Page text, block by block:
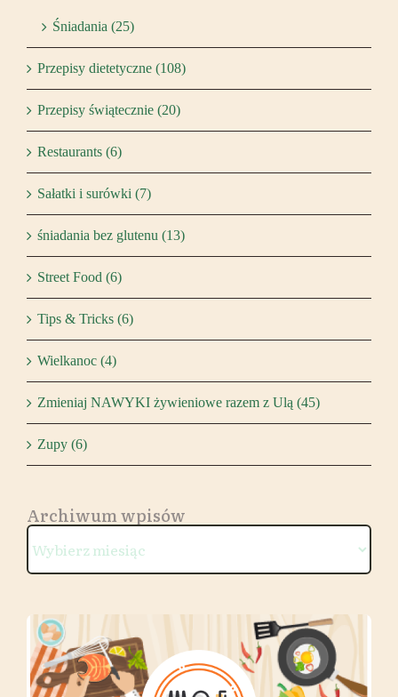
Śniadania (25)
Przepisy dietetyczne (108)
Przepisy świątecznie (20)
Restaurants (6)
Sałatki i surówki (7)
śniadania bez glutenu (13)
Street Food (6)
Tips & Tricks (6)
Wielkanoc (4)
Zmieniaj NAWYKI żywieniowe razem z Ulą (45)
Zupy (6)
Archiwum wpisów
wpisów